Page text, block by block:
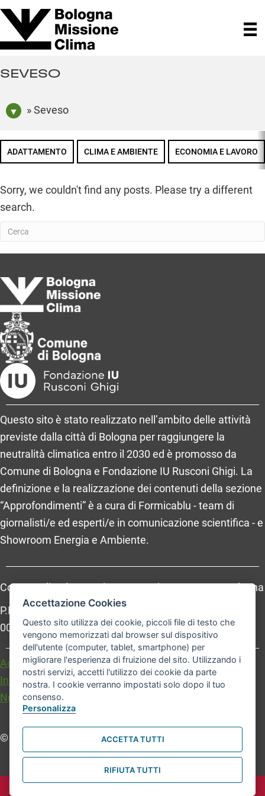
SEVESO
» Seveso
ADATTAMENTO CLIMA E AMBIENTE ECONOMIA E LAVORO
Sorry, we couldn't find any posts. Please try a different
search.
Questo sito è stato realizzato nell’ambito delle attività
previste dalla città di Bologna per raggiungere la
neutralità climatica entro il 2030 ed è promosso da
Comune di Bologna e Fondazione IU Rusconi Ghigi. La
definizione e la realizzazione dei contenuti della sezione
“Approfondimenti” è a cura di Formicablu - team di
giornalisti/e ed esperti/e in comunicazione scientifica - e
Showroom Energia e Ambiente.
Comune di Bologna, Piazza Maggiore, 6 - 40124 Bologna
P.Iva: 01232710374 - Cod. IBAN: IT 88 R 02008 02435
000020067156
Accessibilità
Carta dei valori
Informativa sul trattamento dei dati personali
Note legali
© Comune di Bologna. Tutti i diritti riservati.
Accettazione Cookies
Questo sito utilizza dei cookie, piccoli file di testo che
vengono memorizzati dal browser sul dispositivo
dell'utente (computer, tablet, smartphone) per
migliorare l'esperienza di fruizione del sito. Utilizzando i
nostri servizi, accetti l'utilizzo dei cookie da parte
nostra. I cookie verranno impostati solo dopo il tuo
consenso.
Personalizza
ACCETTA TUTTI
RIFIUTA TUTTI